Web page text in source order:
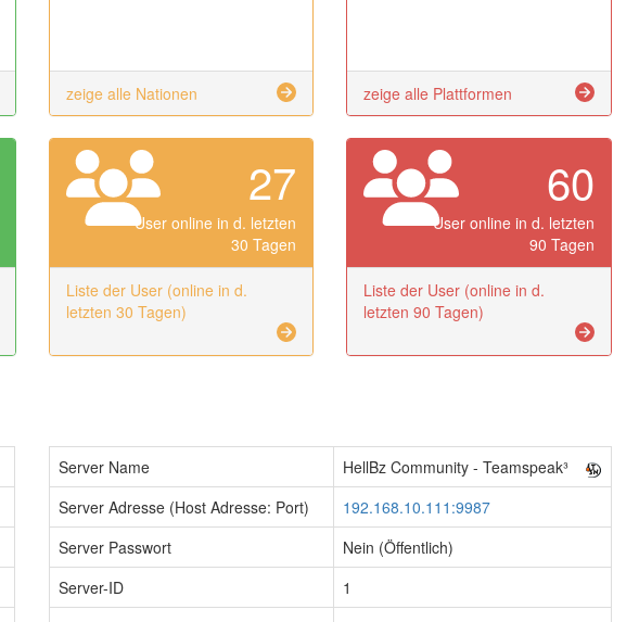
zeige alle Nationen zeige alle Plattformen
27
User online in d. letzten
30 Tagen
Liste der User (online in d.
letzten 30 Tagen)
60
User online in d. letzten
90 Tagen
Liste der User (online in d.
letzten 90 Tagen)
Server Name
HellBz Community - Teamspeak³
Server Adresse (Host Adresse: Port)
192.168.10.111:9987
Server Passwort
Nein (Öffentlich)
Server-ID
1